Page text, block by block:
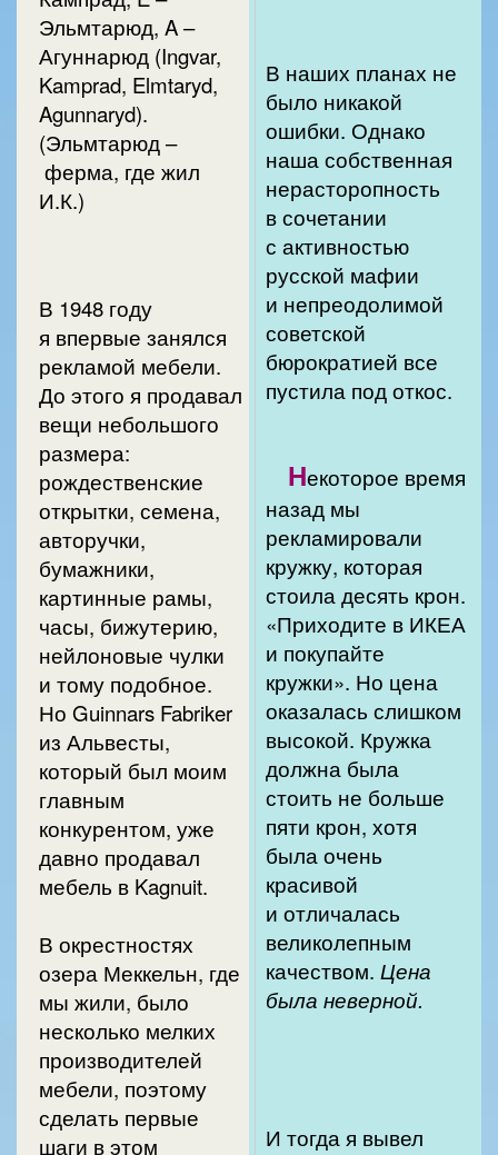
Эльмтарюд, A –
Агуннарюд (Ingvar,
Kamprad, Elmtaryd,
Agunnaryd).
(Эльмтарюд –
ферма, где жил
И.К.)
В 1948 году
я впервые занялся
рекламой мебели.
До этого я продавал
вещи небольшого
размера:
рождественские
открытки, семена,
авторучки,
бумажники,
картинные рамы,
часы, бижутерию,
нейлоновые чулки
и тому подобное.
Но Guinnars Fabriker
из Альвесты,
который был моим
главным
конкурентом, уже
давно продавал
мебель в Kagnuit.
В окрестностях
озера Меккельн, где
мы жили, было
несколько мелких
производителей
мебели, поэтому
сделать первые
шаги в этом
В наших планах не
было никакой
ошибки. Однако
наша собственная
нерасторопность
в сочетании
с активностью
русской мафии
и непреодолимой
советской
бюрократией все
пустила под откос.
Некоторое время
назад мы
рекламировали
кружку, которая
стоила десять крон.
«Приходите в ИКЕА
и покупайте
кружки». Но цена
оказалась слишком
высокой. Кружка
должна была
стоить не больше
пяти крон, хотя
была очень
красивой
и отличалась
великолепным
качеством. Цена
была неверной.
И тогда я вывел